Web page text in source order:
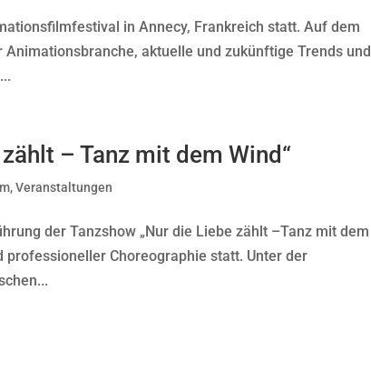
in Annecy, Frankreich statt. Auf dem
aktuelle und zukünftige Trends und
– Tanz mit dem Wind“
,Veranstaltungen
der Tanzshow „Nur die Liebe zählt –Tanz mit dem
professioneller Choreographie statt. Unter der